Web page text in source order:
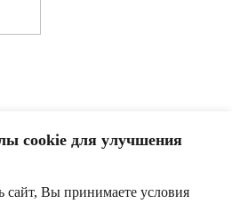
cookie для улучшения
сайт, Вы принимаете условия